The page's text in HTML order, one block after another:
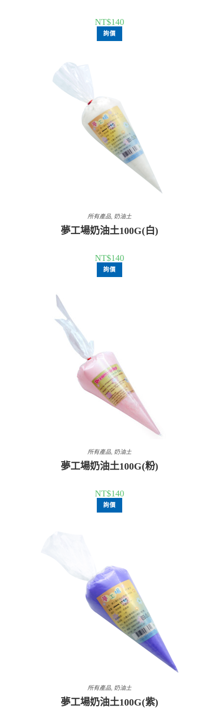
NT$140
詢價
所有產品 奶油土
夢工場奶油土100G(白)
NT$140
詢價
所有產品, 奶油土
夢工場奶油土100G(粉)
NT$140
詢價
所有產品 奶油土
夢工場奶油土100G(紫)